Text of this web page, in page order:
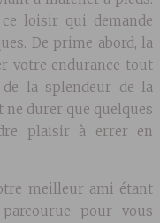
loisir qui demande
De prime abord, la
votre endurance tout
la splendeur de la
ne durer que quelques
plaisir à errer en
meilleur ami étant
pour vous